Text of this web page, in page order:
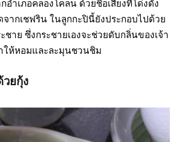
อำเภอคลองโคลน ด้วยชื่อเสียงที่โด่งดัง
จากเชฟริน ในลูกกะปินี้ยังประกอบไปด้วย
ชาย ซึ่งกระชายเองจะช่วยดับกลิ่นของเจ้า
ให้หอมและละมุนชวนชิม
ยกุ้ง